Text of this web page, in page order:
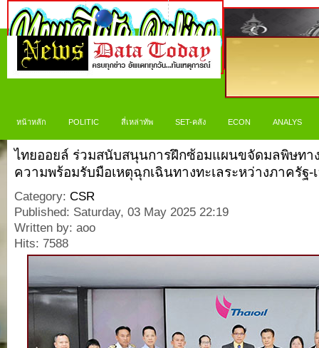
หน้าหลัก POLITIC สี่เหล่าทัพ SET-คลัง ECON ANALYS
ไทยออยล์ ร่วมสนับสนุนการฝึกซ้อมแผนขจัดมลพิษทา
ความพร้อมรับมือเหตุฉุกเฉินทางทะเลระหว่างภาครัฐ-
Category: CSR
Published: Saturday, 03 May 2025 22:19
Written by: aoo
Hits: 7588